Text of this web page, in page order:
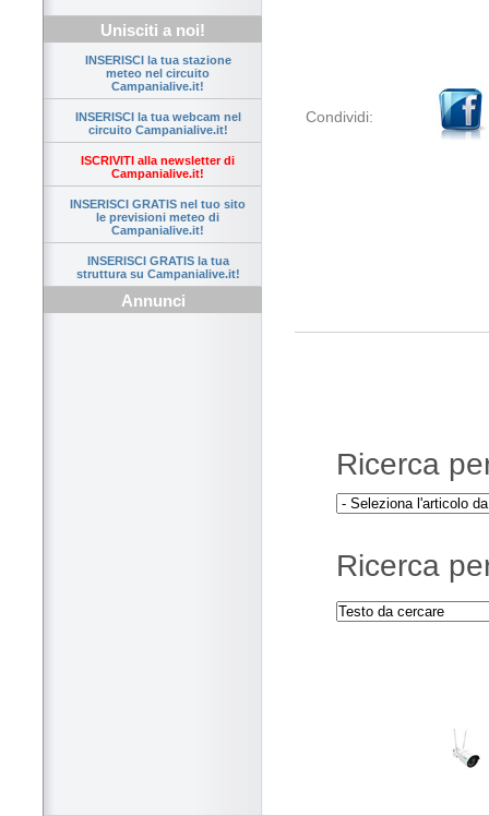
Unisciti a noi!
INSERISCI la tua stazione
meteo nel circuito
Campanialive.it!
INSERISCI la tua webcam nel
circuito Campanialive.it!
ISCRIVITI alla newsletter di
Campanialive.it!
INSERISCI GRATIS nel tuo sito
le previsioni meteo di
Campanialive.it!
INSERISCI GRATIS la tua
struttura su Campanialive.it!
Annunci
Condividi:
Ricerca
Ricerca